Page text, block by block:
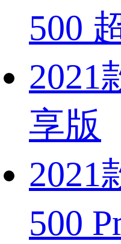
500
2021
享版
500